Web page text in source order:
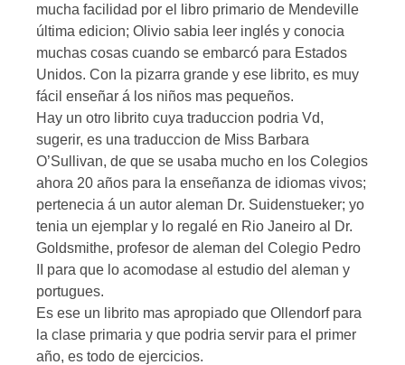
mucha facilidad por el libro primario de Mendeville
última edicion; Olivio sabia leer inglés y conocia
muchas cosas cuando se embarcó para Estados
Unidos. Con la pizarra grande y ese librito, es muy
fácil enseñar á los niños mas pequeños.
Hay un otro librito cuya traduccion podria Vd,
sugerir, es una traduccion de Miss Barbara
O’Sullivan, de que se usaba mucho en los Colegios
ahora 20 años para la enseñanza de idiomas vivos;
pertenecia á un autor aleman Dr. Suidenstueker; yo
tenia un ejemplar y lo regalé en Rio Janeiro al Dr.
Goldsmithe, profesor de aleman del Colegio Pedro
II para que lo acomodase al estudio del aleman y
portugues.
Es ese un librito mas apropiado que Ollendorf para
la clase primaria y que podria servir para el primer
año, es todo de ejercicios.